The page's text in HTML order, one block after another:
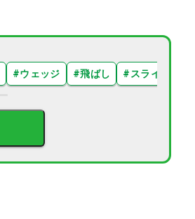
#ウェッジ #飛ばし # スライス